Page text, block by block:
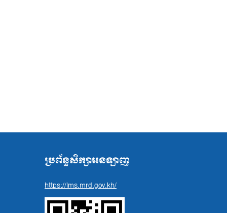
ប្រព័ន្ធសិក្សាអនឡាញ
https://lms.mrd.gov.kh/